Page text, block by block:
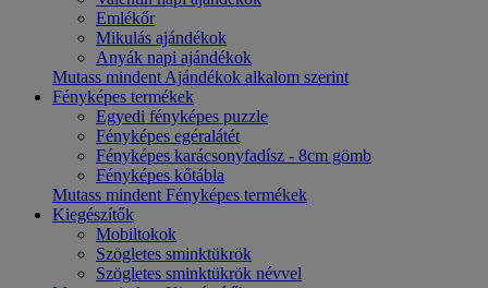
Emlékőr
Mikulás ajándékok
Anyák napi ajándékok
Mutass mindent Ajándékok alkalom szerint
Fényképes termékek
Egyedi fényképes puzzle
Fényképes egéralátét
Fényképes karácsonyfadísz - 8cm gömb
Fényképes kőtábla
Mutass mindent Fényképes termékek
Kiegészítők
Mobiltokok
Szögletes sminktükrök
Szögletes sminktükrök névvel